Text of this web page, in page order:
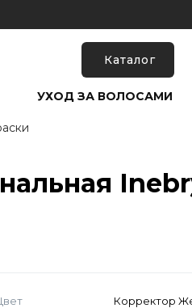
Каталог
УХОД ЗА ВОЛОСАМИ
Корректор